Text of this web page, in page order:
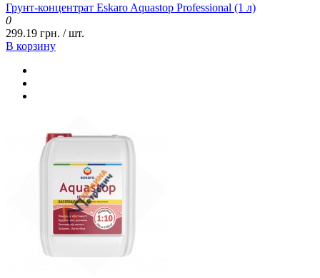
Грунт-концентрат Eskaro Aquastop Professional (1 л)
0
299.19 грн. / шт.
В корзину